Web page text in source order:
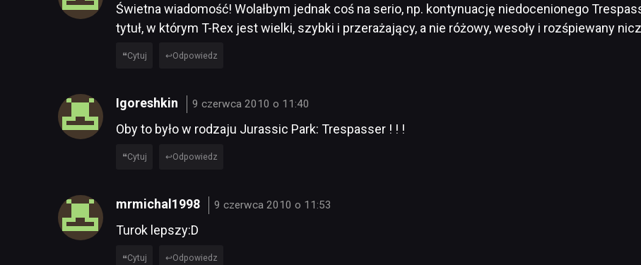
Świetna wiadomość! Wolałbym jednak coś na serio, np. kontynuację niedocenionego
tytuł, w którym T-Rex jest wielki, szybki i przerażający, a nie różowy, wesoły i rozśpiewany
Cytuj Odpowiedz
Igoreshkin 9 czerwca 2010 o 11:40
Oby to było w rodzaju Jurassic Park: Trespasser ! ! !
Cytuj Odpowiedz
mrmichal1998 9 czerwca 2010 o 11:53
Turok lepszy:D
Cytuj Odpowiedz